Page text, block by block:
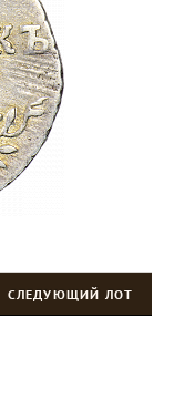
СЛЕДУЮЩИЙ ЛОТ